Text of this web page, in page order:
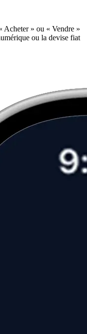
Acheter » ou « Vendre »
ou la devise fiat